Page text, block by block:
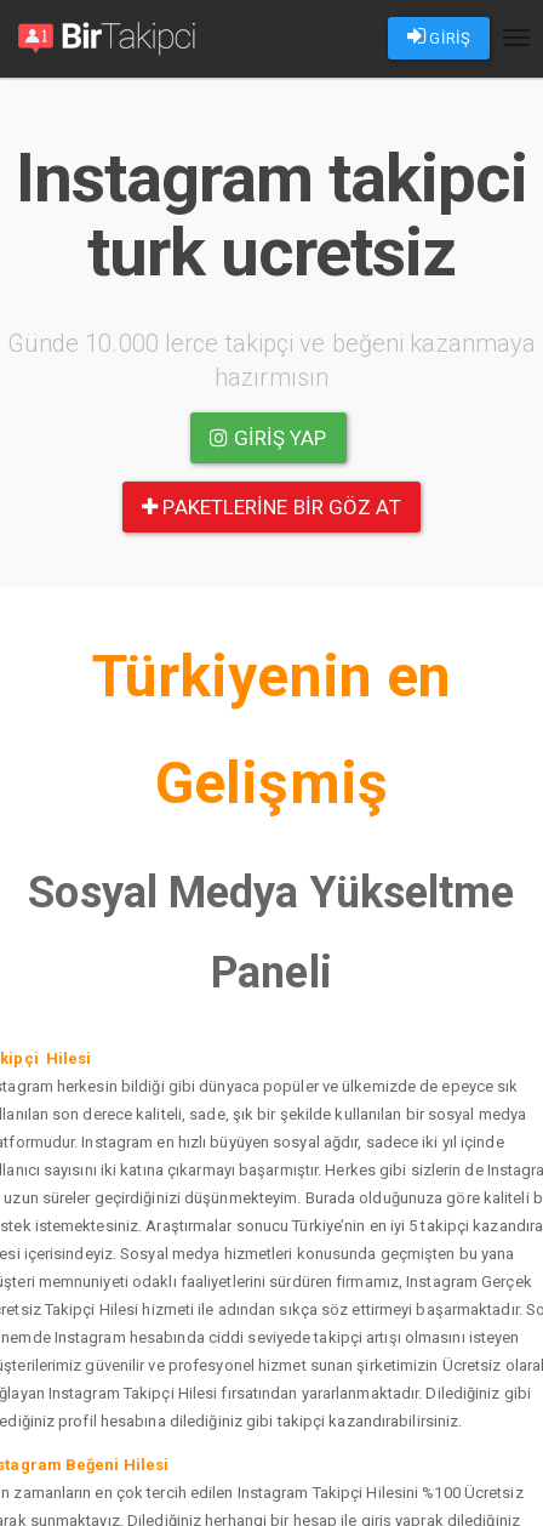
GİRİŞ
Instagram takipci
turk ucretsiz
Günde 10.000 lerce takipçi ve beğeni kazanmaya
hazırmısın
GIRIŞ YAP
PAKETLERINE BIR GÖZ AT
Türkiyenin en
Gelişmiş
Sosyal Medya Yükseltme
Paneli
Hilesi
herkesin bildiği gibi dünyaca popüler ve ülkemizde de epeyce sık
son derece kaliteli, sade, şık bir şekilde kullanılan bir sosyal medya
Instagram en hızlı büyüyen sosyal ağdır, sadece iki yıl içinde
sayısını iki katına çıkarmayı başarmıştır. Herkes gibi sizlerin de
uzun süreler geçirdiğinizi düşünmekteyim. Burada olduğunuza göre kaliteli
istemektesiniz. Araştırmalar sonucu Türkiye’nin en iyi 5 takipçi
içerisindeyiz. Sosyal medya hizmetleri konusunda geçmişten bu yana
memnuniyeti odaklı faaliyetlerini sürdüren firmamız, Instagram Gerçek
Takipçi Hilesi hizmeti ile adından sıkça söz ettirmeyi başarmaktadır.
Instagram hesabında ciddi seviyede takipçi artışı olmasını isteyen
güvenilir ve profesyonel hizmet sunan şirketimizin Ücretsiz
Instagram Takipçi Hilesi fırsatından yararlanmaktadır. Dilediğiniz gibi
profil hesabına dilediğiniz gibi takipçi kazandırabilirsiniz.
Beğeni Hilesi
zamanların en çok tercih edilen Instagram Takipçi Hilesini %100 Ücretsiz
sunmaktayız. Dilediğiniz herhangi bir hesap ile giriş yaprak dilediğiniz